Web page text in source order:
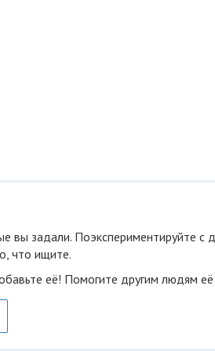
вы задали. Поэкспериментируйте с
что ищите.
её! Помогите другим людям